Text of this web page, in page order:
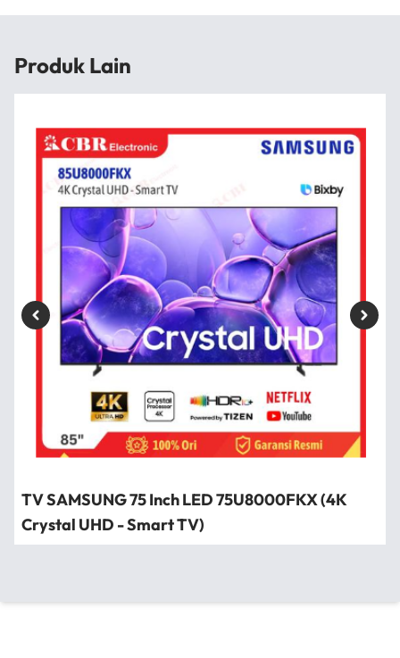
Produk Lain
TV SAMSUNG 75 Inch LED 75U8000FKX (4K
Crystal UHD - Smart TV)